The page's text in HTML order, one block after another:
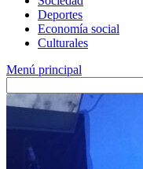
Deportes
Economía social
Culturales
Menú principal